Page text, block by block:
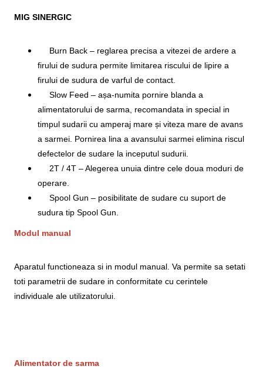
MIG SINERGIC
Burn Back – reglarea precisa a vitezei de ardere a
firului de sudura permite limitarea riscului de lipire a
firului de sudura de varful de contact.
Slow Feed – așa-numita pornire blanda a
alimentatorului de sarma, recomandata in special in
timpul sudarii cu amperaj mare și viteza mare de avans
a sarmei. Pornirea lina a avansului sarmei elimina riscul
defectelor de sudare la inceputul sudurii.
2T / 4T – Alegerea unuia dintre cele doua moduri de
operare.
Spool Gun – posibilitate de sudare cu suport de
sudura tip Spool Gun.
Modul manual
Aparatul functioneaza si in modul manual. Va permite sa setati
toti parametrii de sudare in conformitate cu cerintele
individuale ale utilizatorului.
Alimentator de sarma